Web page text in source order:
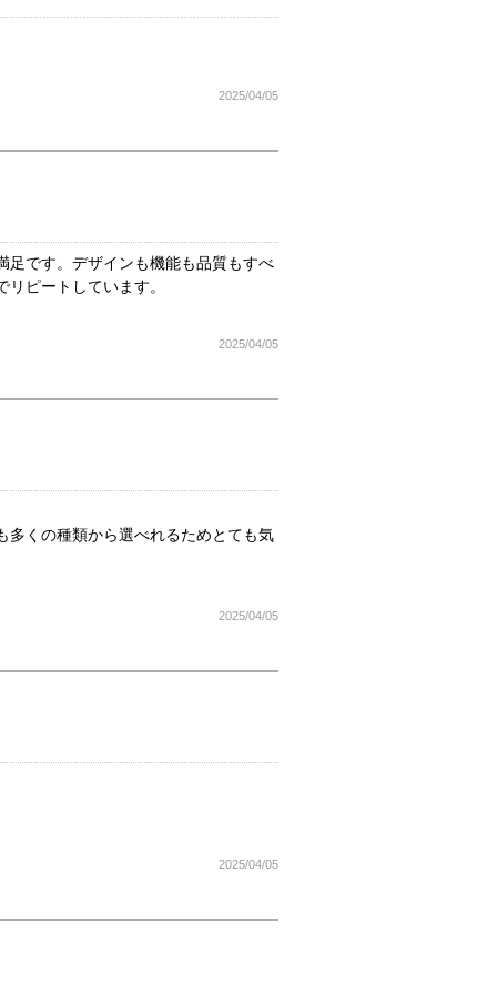
2025/04/05
足です。デザインも機能も品質もすべ
ピートしています。
2025/04/05
多くの種類から選べれるためとても気
2025/04/05
2025/04/05